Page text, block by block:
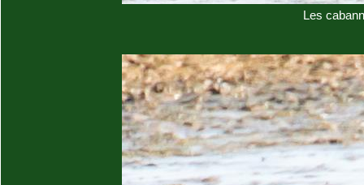
Les